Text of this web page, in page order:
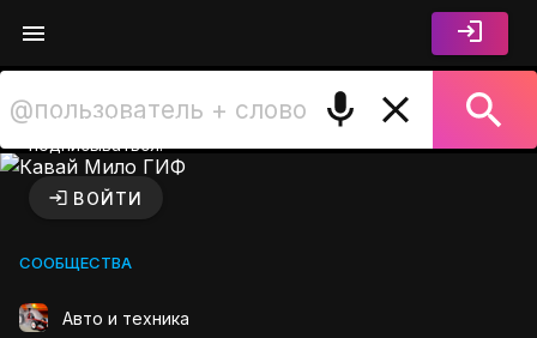
комментировать и
подписываться.
ВОЙТИ
СООБЩЕСТВА
Авто и техника
Кавай Мило ГИФ на